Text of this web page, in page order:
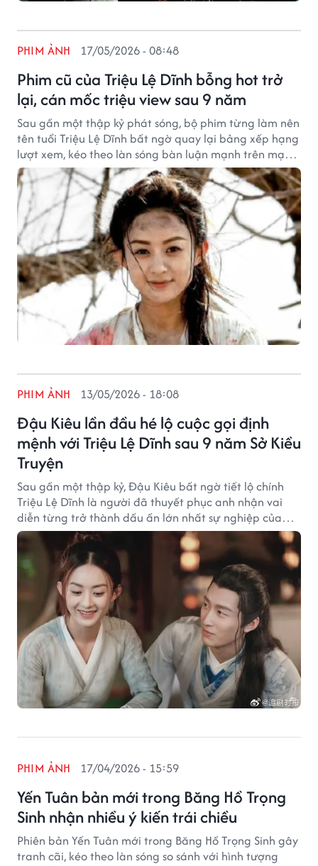
Phim cũ của Triệu Lệ Dĩnh bỗng hot trở
lại, cán mốc triệu view sau 9 năm
PHIM ẢNH 17/05/2026 - 08:48
Sau gần một thập kỷ phát sóng, bộ phim từng làm nên
tên tuổi Triệu Lệ Dĩnh bất ngờ quay lại bảng xếp hạng
lượt xem, kéo theo làn sóng bàn luận mạnh trên mạng
xã hội Trung Quốc.
Đậu Kiêu lần đầu hé lộ cuộc gọi định
mệnh với Triệu Lệ Dĩnh sau 9 năm Sở Kiều
Truyện
PHIM ẢNH 13/05/2026 - 18:08
Sau gần một thập kỷ, Đậu Kiêu bất ngờ tiết lộ chính
Triệu Lệ Dĩnh là người đã thuyết phục anh nhận vai
diễn từng trở thành dấu ấn lớn nhất sự nghiệp của
nam diễn viên.
Yến Tuân bản mới trong Băng Hồ Trọng
Sinh nhận nhiều ý kiến trái chiều
PHIM ẢNH 17/04/2026 - 15:59
Phiên bản Yến Tuân mới trong Băng Hồ Trọng Sinh gây
tranh cãi, kéo theo làn sóng so sánh với hình tượng